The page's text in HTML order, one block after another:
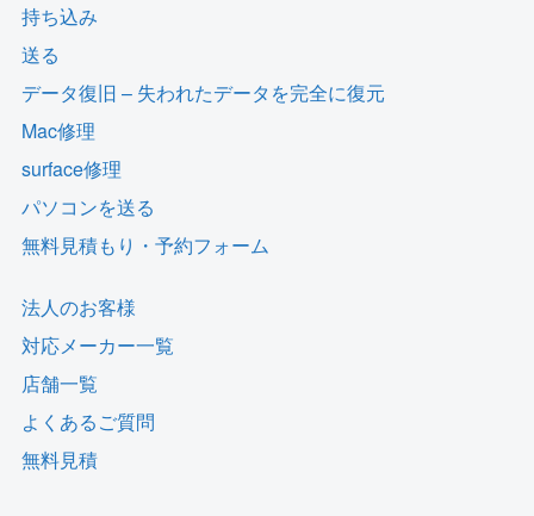
持ち込み
送る
データ復旧 – 失われたデータを完全に復元
Mac修理
surface修理
パソコンを送る
無料見積もり・予約フォーム
法人のお客様
対応メーカー一覧
店舗一覧
よくあるご質問
無料見積